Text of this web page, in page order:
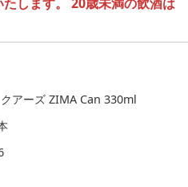
アーズ ZIMA Can 330ml